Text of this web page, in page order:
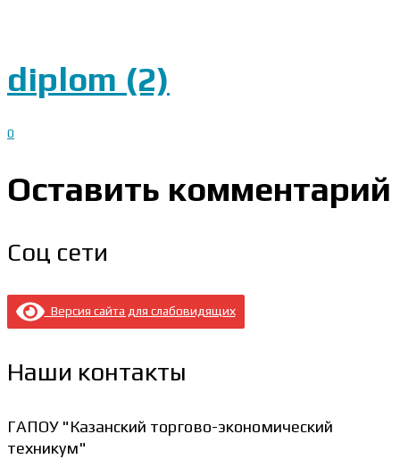
diplom (2)
0
Оставить комментарий
Соц сети
Версия сайта для слабовидящих
Наши контакты
ГАПОУ "Казанский торгово-экономический
техникум"